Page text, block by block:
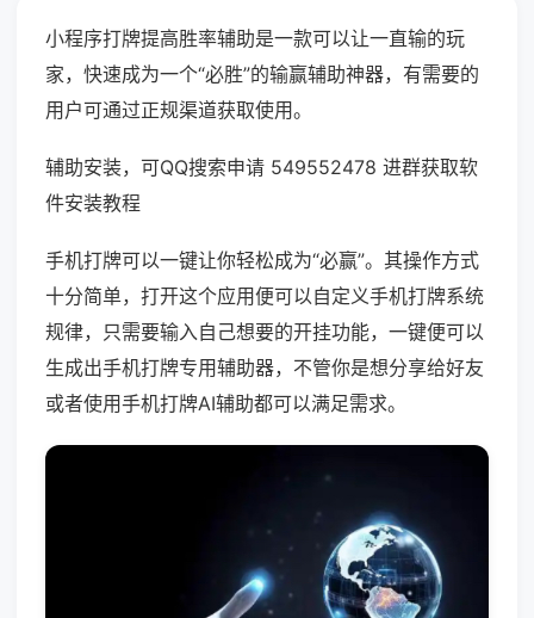
小程序打牌提高胜率辅助是一款可以让一直输的玩
家，快速成为一个“必胜”的输赢辅助神器，有需要的
用户可通过正规渠道获取使用。
辅助安装，可QQ搜索申请 549552478 进群获取软
件安装教程
手机打牌可以一键让你轻松成为“必赢”。其操作方式
十分简单，打开这个应用便可以自定义手机打牌系统
规律，只需要输入自己想要的开挂功能，一键便可以
生成出手机打牌专用辅助器，不管你是想分享给好友
或者使用手机打牌AI辅助都可以满足需求。